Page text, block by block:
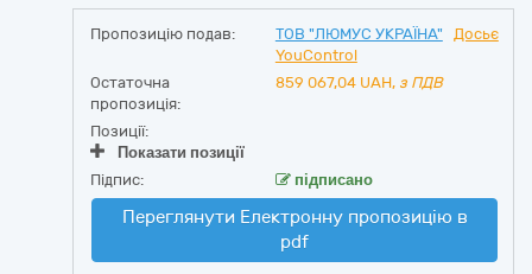
Пропозицію подав: ТОВ "ЛЮМУС УКРАЇНА"
Досьє
YouControl
Остаточна
пропозиція:
859 067,04 UAH, з ПДВ
Позиції:
Показати позиції
Підпис:
підписано
Переглянути Електронну пропозицію в
pdf